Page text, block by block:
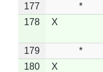
177
*
178
X
179 *
180
X